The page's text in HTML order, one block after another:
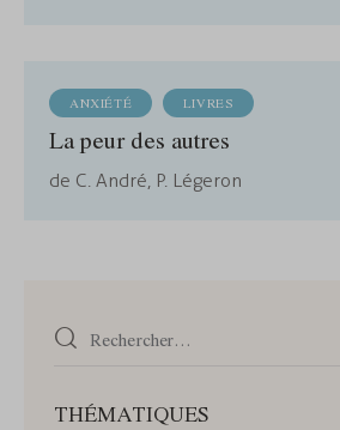
ANXIÉTÉ LIVRES
La peur des autres
de C. André, P. Légeron
THÉMATIQUES